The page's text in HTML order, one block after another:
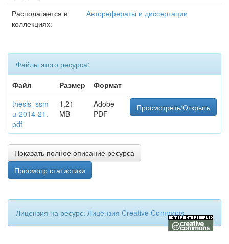
Располагается в
коллекциях:
Авторефераты и диссертации
Файлы этого ресурса:
Файл
Размер
Формат
thesis_ssm
u-2014-21.
pdf
1,21
MB
Adobe
PDF
Просмотреть/Открыть
Показать полное описание ресурса
Просмотр статистики
Лицензия на ресурс: Лицензия Creative Commons